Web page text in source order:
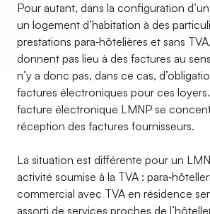
Pour autant, dans la configuration
un logement d’habitation à des
prestations para‑hôtelières et sans
donnent pas lieu à des factures au
n’y a donc pas, dans ce cas,
factures électroniques pour ces loyers.
facture électronique LMNP se
réception des factures fournisseurs.
La situation est différente pour un
activité soumise à la TVA :
commercial avec TVA en résidence
assorti de services proches de